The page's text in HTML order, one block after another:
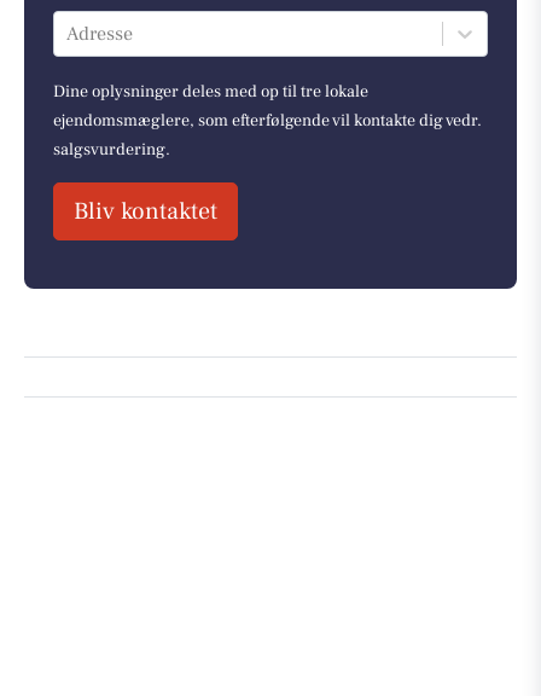
Adresse
Dine oplysninger deles med op til tre lokale
ejendomsmæglere, som efterfølgende vil kontakte dig vedr.
salgsvurdering.
Bliv kontaktet